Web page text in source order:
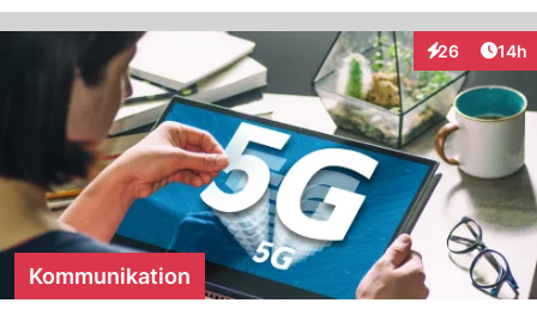
26
Interaktionen
14h
Kommunikation